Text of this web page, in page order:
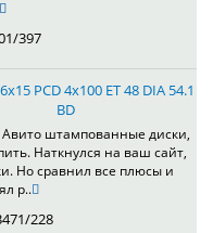
397
PCD 4x100 ET 48 DIA 54.1
BD
Авито штампованные диски,
Наткнулся на ваш сайт,
Но сравнил все плюсы и
р..
228